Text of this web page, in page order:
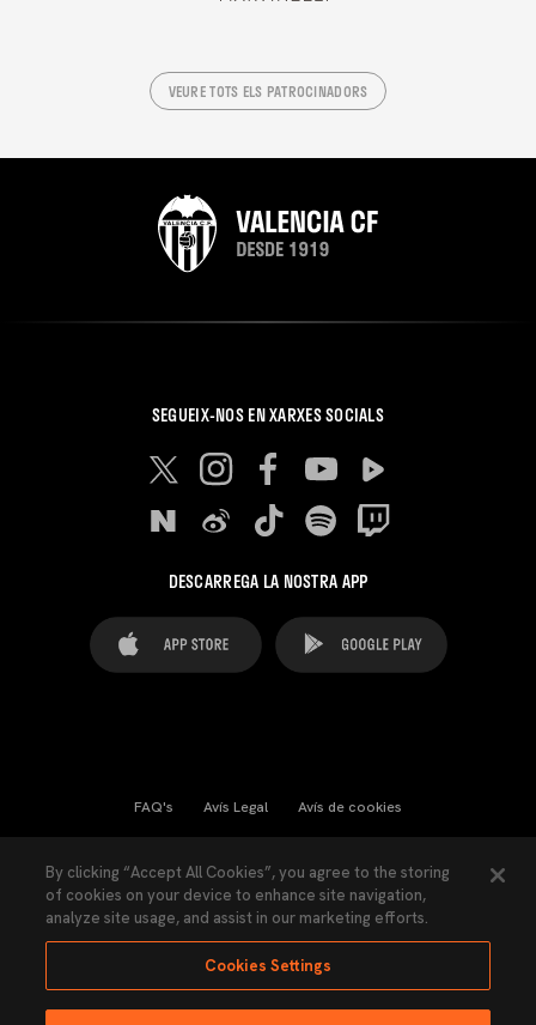
VEURE TOTS ELS PATROCINADORS
SEGUEIX-NOS EN XARXES SOCIALS
DESCARREGA LA NOSTRA APP
FAQ's Avís Legal Avís de cookies
Llei de Transparència Política de Privacitat
Accessibilitat
By clicking “Accept All Cookies”, you agree to the storing
of cookies on your device to enhance site navigation,
analyze site usage, and assist in our marketing efforts.
Cookies Settings